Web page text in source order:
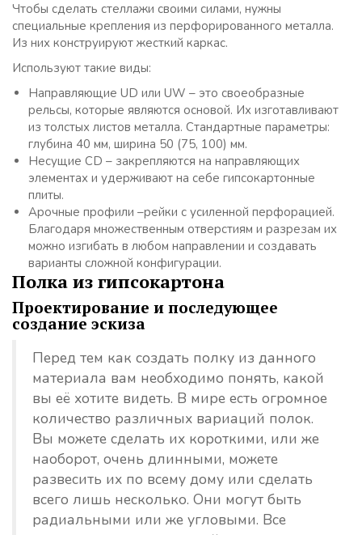
Чтобы сделать стеллажи своими силами, нужны
специальные крепления из перфорированного металла.
Из них конструируют жесткий каркас.
Используют такие виды:
Направляющие UD или UW – это своеобразные
рельсы, которые являются основой. Их изготавливают
из толстых листов металла. Стандартные параметры:
глубина 40 мм, ширина 50 (75, 100) мм.
Несущие CD – закрепляются на направляющих
элементах и удерживают на себе гипсокартонные
плиты.
Арочные профили –рейки с усиленной перфорацией.
Благодаря множественным отверстиям и разрезам их
можно изгибать в любом направлении и создавать
варианты сложной конфигурации.
Полка из гипсокартона
Проектирование и последующее
создание эскиза
Перед тем как создать полку из данного
материала вам необходимо понять, какой
вы её хотите видеть. В мире есть огромное
количество различных вариаций полок.
Вы можете сделать их короткими, или же
наоборот, очень длинными, можете
развесить их по всему дому или сделать
всего лишь несколько. Они могут быть
радиальными или же угловыми. Все